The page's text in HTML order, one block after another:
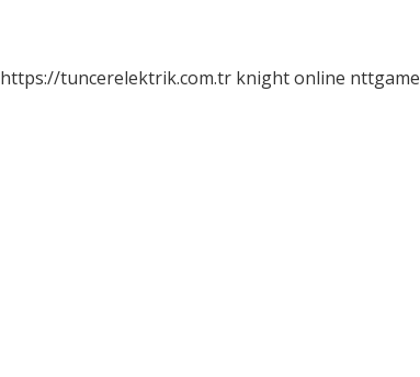
https://tuncerelektrik.com.tr knight online nttgame